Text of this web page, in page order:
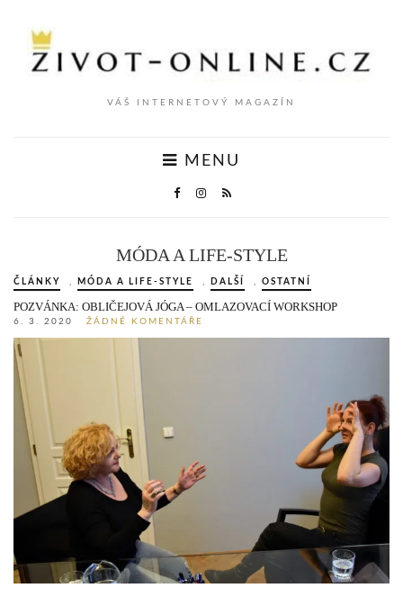
VÁŠ INTERNETOVÝ MAGAZÍN
MENU
MÓDA A LIFE-STYLE
ČLÁNKY MÓDA A LIFE-STYLE DALŠÍ OSTATNÍ
POZVÁNKA: OBLIČEJOVÁ JÓGA – OMLAZOVACÍ WORKSHOP
6. 3. 2020 ŽÁDNÉ KOMENTÁŘE